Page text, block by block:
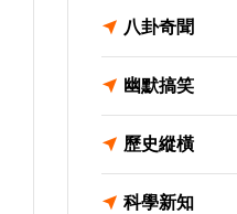
八卦奇聞
幽默搞笑
歷史縱橫
科學新知